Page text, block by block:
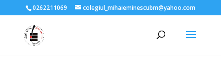
0262211069 colegiul_mihaieminescubm@yahoo.com